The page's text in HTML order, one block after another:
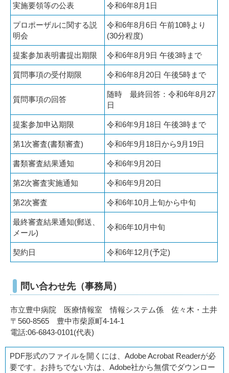
実施要領等の公表 令和6年8月1日
プロポーザルに関する説
明会
令和6年8月6日 午前10時より
(30分程度)
提案参加表明書提出期限 令和6年8月9日 午後3時まで
質問事項の受付期限 令和6年8月20日 午後5時まで
質問事項の回答
随時 最終回答：令和6年8月27
日
提案参加申込期限 令和6年9月18日 午後3時まで
第1次審査(書類審査) 令和6年9月18日から9月19日
書類審査結果通知 令和6年9月20日
第2次審査実施通知 令和6年9月20日
第2次審査 令和6年10月上旬から中旬
最終審査結果通知(郵送、
メール)
令和6年10月中旬
契約日 令和6年12月(予定)
問い合わせ先（事務局）
市立豊中病院 医療情報室 情報システム係 佐々木・土井
〒560-8565 豊中市柴原町4-14-1
電話:06-6843-0101(代表)
PDF形式のファイルを開くには、Adobe Acrobat Readerが必
要です。お持ちでない方は、Adobe社から無償でダウンロー